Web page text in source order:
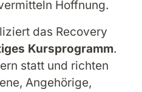
Hoffnung.
das Recovery
Kursprogramm.
statt und richten
Angehörige,